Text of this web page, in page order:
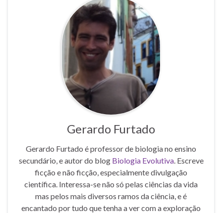
Gerardo Furtado
Gerardo Furtado é professor de biologia no ensino
secundário, e autor do blog Biologia Evolutiva. Escreve
ficção e não ficção, especialmente divulgação
científica. Interessa-se não só pelas ciências da vida
mas pelos mais diversos ramos da ciência, e é
encantado por tudo que tenha a ver com a exploração